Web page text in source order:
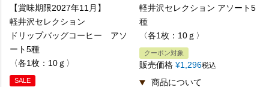
【賞味期限2027年11月】
軽井沢セレクション
ドリップバッグコーヒー アソ
ート5種
〈各1枚：10ｇ〉
SALE
軽井沢セレクション アソート5
種
〈各1枚：10ｇ〉
クーポン対象
販売価格 ¥1,296税込